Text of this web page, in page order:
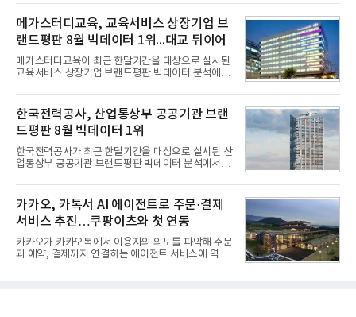
따른 기저효과가 실
기존 미사일체계를 대체할 중고도 및 중거리 대공미
사일을 개발하기로 결정했다.처음 KM-SAM 사업으로
불린 이 사업의 명칭은 호크(Iron Hawk, 철매)를 대체
한다는 의미에서 ‘철매Ⅱ’ 로 정해졌다. 철매Ⅱ 개발
사업은 미사일체계 완성 후인 2011년 ‘천궁(天弓)’으
로 다시 장비명이 바뀌었다. 17개 업체와 관련 기관이
참여한 가운데 LIG 넥스원은 탐색 개발에서 체계개발
인 천궁
메가스터디교육, 교육서비스 상장기업 브
랜드평판 8월 빅데이터 1위...대교 뒤이어
메가스터디교육이 최근 한달기간을 대상으로 실시된
교육서비스 상장기업 브랜드평판 빅데이터 분석에서
일 한국기업평판연구소(소장 구창환)는 국내 교육서
비스 상장기업 브랜드를 대상으로 지난 7월 7일부터
8월 7일까지 수집된 소비자 빅데이터 10,074,233건
을 분석한 결과, 메가스터디교육이 브랜드평판지수
1,710,926을 기록하며 8월 1위에 올랐다고 밝혔다.
분석에 활용된 빅데이터는 지난 7월(9,491,206건) 대
비 6.14% 증가한 수치로, 교육서비스 상장기업 브랜
디교육, 대교, 디지
한국전력공사, 산업통상부 공공기관 브랜
드평판 8월 빅데이터 1위
한국전력공사가 최근 한달기간을 대상으로 실시된 산
업통상부 공공기관 브랜드평판 빅데이터 분석에서 1
으로 뒤를 이었다.7일 한국기업평판연구소(소장 구창
환)는 산업통상부 공공기관 41개 브랜드를 대상으로
지난 7월 7일부터 8월 7일까지 수집된 소비자 빅데이
터 91,102,549건을 분석한 결과, 한국전력공사가 브
랜드평판지수 10,670,633을 기록하며 8월 1위에 올
랐다고 밝혔다. 분석에 활용된 빅데이터는 지난 7월
(88,893,823건) 대비 2.48% 증가한 수치다.연구소에
카카오, 카톡서 AI 에이전트로 주문·결제
서비스 추진…쿠팡이츠와 첫 연동
카카오가 카카오톡에서 이용자의 의도를 파악해 주문
과 예약, 결제까지 연결하는 에이전트 서비스에 역량